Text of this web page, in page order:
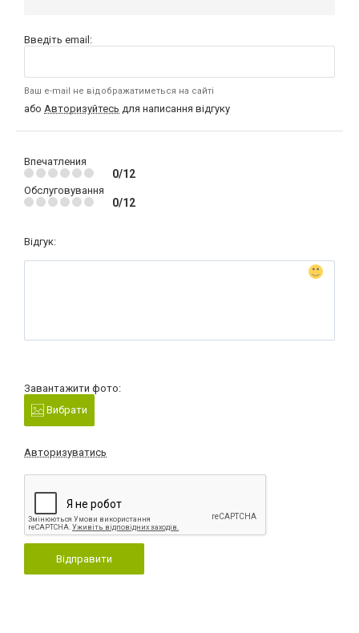
Введіть email:
Ваш e-mail не відображатиметься на сайті
або Авторизуйтесь для написання відгуку
Впечатления
0/12
Обслуговування
0/12
Відгук:
Завантажити фото:
Вибрати
Авторизуватись
Відправити